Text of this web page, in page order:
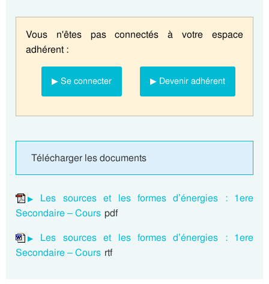
Vous n'êtes pas connectés à votre espace
adhérent :
▶ Se connecter ▶ Devenir adhérent
Télécharger les documents
Les sources et les formes d’énergies : 1ere
Secondaire – Cours pdf
Les sources et les formes d’énergies : 1ere
Secondaire – Cours rtf